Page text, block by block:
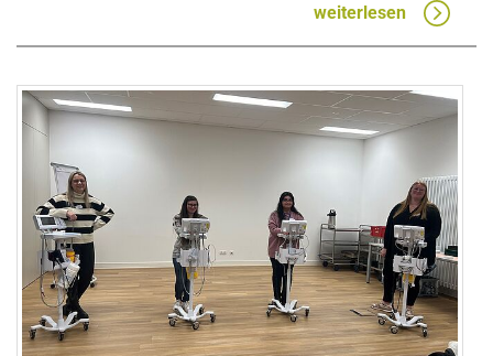
weiterlesen